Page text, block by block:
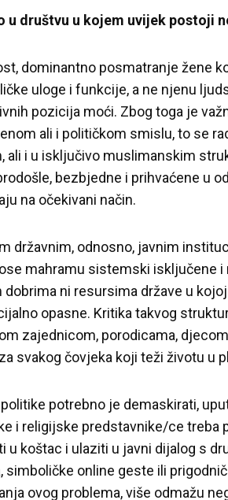
u društvu u kojem uvijek postoji
dominantno posmatranje žene
uloge i funkcije, a ne njenu
pozicija moći. Zbog toga je
ali i političkom smislu, to se
ali i u isključivo muslimanskim
bezbjedne i prihvaćene u
na očekivani način.
državnim, odnosno, javnim
mahramu sistemski isključene i
dobrima ni resursima države u
opasne. Kritika takvog
zajednicom, porodicama,
svakog čovjeka koji teži životu u
potrebno je demaskirati,
i religijske predstavnike/ce treba
u koštac i ulaziti u javni dijalog s
simboličke online geste ili
ovog problema, više odmažu